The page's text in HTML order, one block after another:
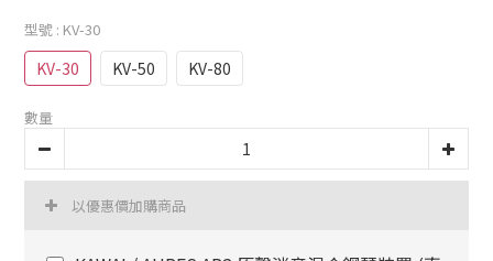
型號 : KV-30
KV-30 KV-50 KV-80
數量
以優惠價加購商品